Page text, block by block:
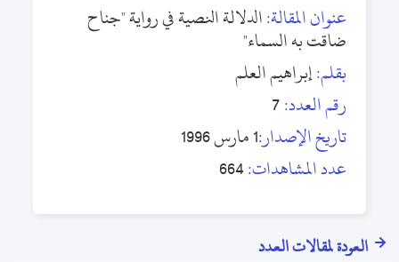
عنوان المقالة:الدلالة النصية في رواية "جناح
ضاقت به السماء"
بقلم:إبراهيم العلم
رقم العدد:7
تاريخ الإصدار:1 مارس 1996
عدد المشاهدات:664
العودة لمقالات العدد